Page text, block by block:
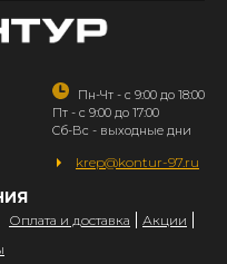
Пн-Чт - с 9:00 до 18:00
Пт - с 9:00 до 17:00
Сб-Вс - выходные дни
krep@kontur-97.ru
Оплата и доставка
Акции